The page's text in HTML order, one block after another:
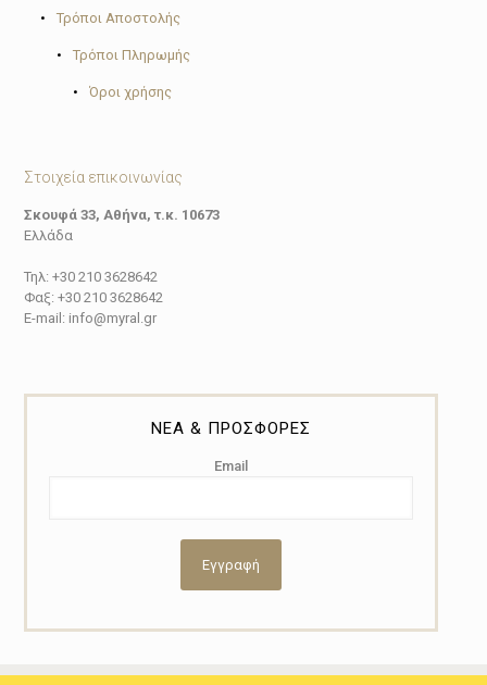
• Τρόποι Αποστολής
• Τρόποι Πληρωμής
• Όροι χρήσης
Στοιχεία επικοινωνίας
Σκουφά 33, Αθήνα, τ.κ. 10673
Ελλάδα
Τηλ: +30 210 3628642
Φαξ: +30 210 3628642
E-mail: info@myral.gr
ΝΕΑ & ΠΡΟΣΦΟΡΕΣ
Email